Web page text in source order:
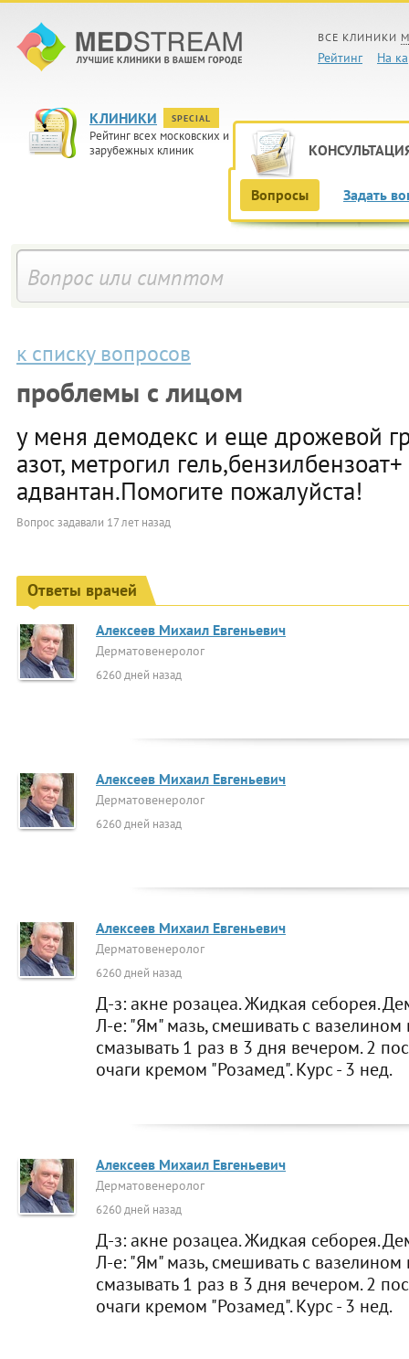
ВСЕ КЛИНИКИ
Рейтинг На
КЛИНИКИ SPECIAL
Рейтинг всех московских и
зарубежных клиник
Вопросы Задать
к списку вопросов
проблемы с лицом
у меня демодекс и еще дрожевой
азот, метрогил
адвантан.Помогите пожалуйста!
Вопрос задавали 17 лет назад
Ответы врачей
Алексеев Михаил Евгеньевич
Дерматовенеролог
6260 дней назад
Алексеев Михаил Евгеньевич
Дерматовенеролог
6260 дней назад
Алексеев Михаил Евгеньевич
Дерматовенеролог
6260 дней назад
Д-з: акне розацеа. Жидкая себорея.
Л-е: "Ям" мазь, смешивать с
смазывать 1 раз в 3 дня вечером. 2
очаги кремом "Розамед". Курс - 3 нед.
Алексеев Михаил Евгеньевич
Дерматовенеролог
6260 дней назад
Д-з: акне розацеа. Жидкая себорея.
Л-е: "Ям" мазь, смешивать с
смазывать 1 раз в 3 дня вечером. 2
очаги кремом "Розамед". Курс - 3 нед.